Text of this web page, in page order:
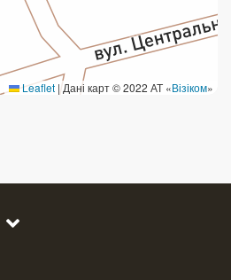
Leaflet |Дані карт © 2022 АТ «Візіком»